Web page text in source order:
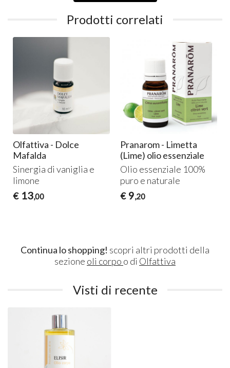
Prodotti correlati
Olfattiva - Dolce
Mafalda
Sinergia di vaniglia e
limone
€ 13,00
Pranarom - Limetta
(Lime) olio essenziale
Olio essenziale 100%
puro e naturale
€ 9,20
Continua lo shopping! scopri altri prodotti della
sezione oli corpo o di Olfattiva
Visti di recente